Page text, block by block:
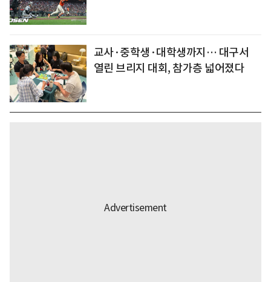
교사·중학생·대학생까지… 대구서
열린 브리지 대회, 참가층 넓어졌다